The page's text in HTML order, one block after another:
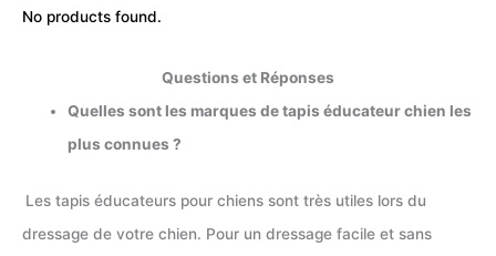
No products found.
Questions et Réponses
Quelles sont les marques de tapis éducateur chien les
plus connues ?
Les tapis éducateurs pour chiens sont très utiles lors du
dressage de votre chien. Pour un dressage facile et sans